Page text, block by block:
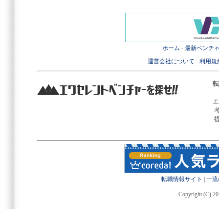
ホーム - 最新ベンチ
運営会社について - 利用規
転職情報サイト 一
Copyright (C)